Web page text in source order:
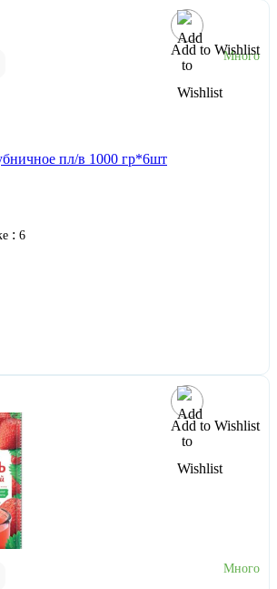
Add to Wishlist
Много
пл/в 1000 гр*6шт
: 6
Add to Wishlist
Много